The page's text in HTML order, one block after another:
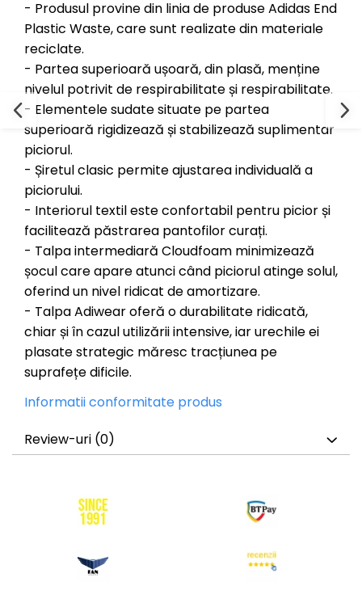
- Produsul provine din linia de produse Adidas End
Plastic Waste, care sunt realizate din materiale
reciclate.
- Partea superioară ușoară, din plasă, menține
nivelul potrivit de respirabilitate și respirabilitate.
- Elementele sudate situate pe partea
superioară rigidizează și stabilizează suplimentar
piciorul.
- Șiretul clasic permite ajustarea individuală a
piciorului.
- Interiorul textil este confortabil pentru picior și
facilitează păstrarea pantofilor curați.
- Talpa intermediară Cloudfoam minimizează
șocul care apare atunci când piciorul atinge solul,
oferind un nivel ridicat de amortizare.
- Talpa Adiwear oferă o durabilitate ridicată,
chiar și în cazul utilizării intensive, iar urechile ei
plasate strategic măresc tracțiunea pe
suprafețe dificile.
Informatii conformitate produs
Review-uri (0)